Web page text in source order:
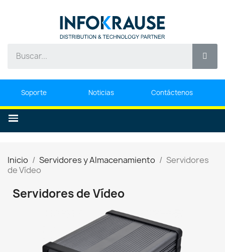
Soporte Noticias Contáctenos
Inicio Servidores y Almacenamiento
Servidores
de Vídeo
Servidores de Vídeo